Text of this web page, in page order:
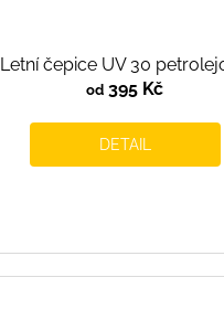
Letní čepice UV 30
od 395 Kč
DETAIL